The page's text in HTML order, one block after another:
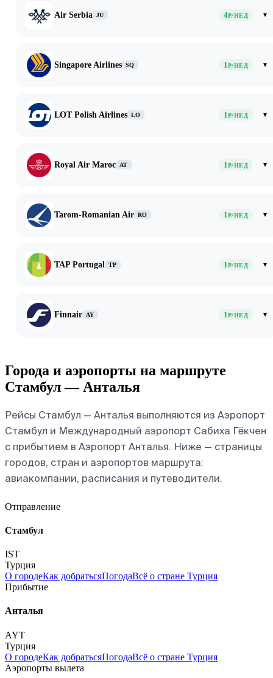
Air Serbia JU 4Р/НЕД ▾
Singapore Airlines SQ 1Р/НЕД ▾
LOT Polish Airlines LO 1Р/НЕД ▾
Royal Air Maroc AT 1Р/НЕД ▾
Tarom-Romanian Air RO 1Р/НЕД ▾
TAP Portugal TP 1Р/НЕД ▾
Finnair AY 1Р/НЕД ▾
Города и аэропорты на маршруте
Стамбул — Анталья
Рейсы Стамбул — Анталья выполняются из Аэропорт
Стамбул и Международный аэропорт Сабиха Гёкчен
с прибытием в Аэропорт Анталья. Ниже — страницы
городов, стран и аэропортов маршрута:
авиакомпании, расписания и путеводители.
Отправление
Стамбул
IST
Турция
О городеКак добратьсяПогодаВсё о стране Турция
Прибытие
Анталья
AYT
Турция
О городеКак добратьсяПогодаВсё о стране Турция
Аэропорты вылета